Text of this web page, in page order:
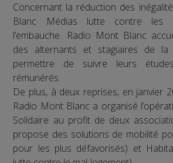
Concernant la réduction des
Blanc Médias lutte contre les
l’embauche. Radio Mont Blanc
des alternants et stagiaires de
permettre de suivre leurs
rémunérés.
De plus, à deux reprises, en janvier
Radio Mont Blanc a organisé
Solidaire au profit de deux
propose des solutions de mobilité
pour les plus défavorisés) et